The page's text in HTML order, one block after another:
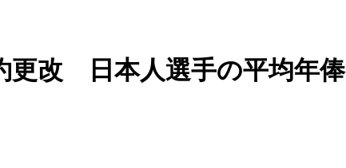
更改 日本人選手の平均年俸